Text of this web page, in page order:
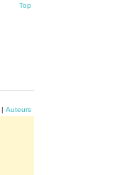
Top
| Auteurs